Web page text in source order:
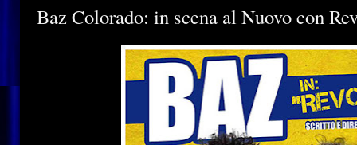
Baz Colorado: in scena al Nuovo con